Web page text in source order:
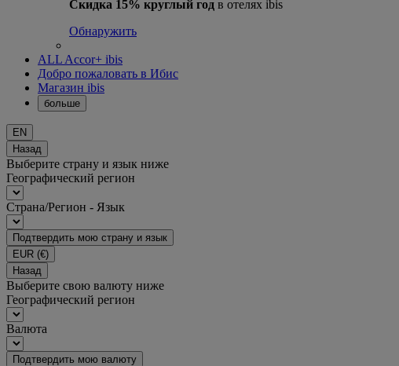
Скидка 15% круглый год в отелях ibis
Обнаружить
ALL Accor+ ibis
Добро пожаловать в Ибис
Магазин ibis
больше
EN
Назад
Выберите страну и язык ниже
Географический регион
Страна/Регион - Язык
Подтвердить мою страну и язык
EUR (€)
Назад
Выберите свою валюту ниже
Географический регион
Валюта
Подтвердить мою валюту